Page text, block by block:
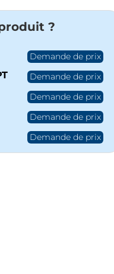
?
Demande de prix
Demande de prix
Demande de prix
Demande de prix
Demande de prix